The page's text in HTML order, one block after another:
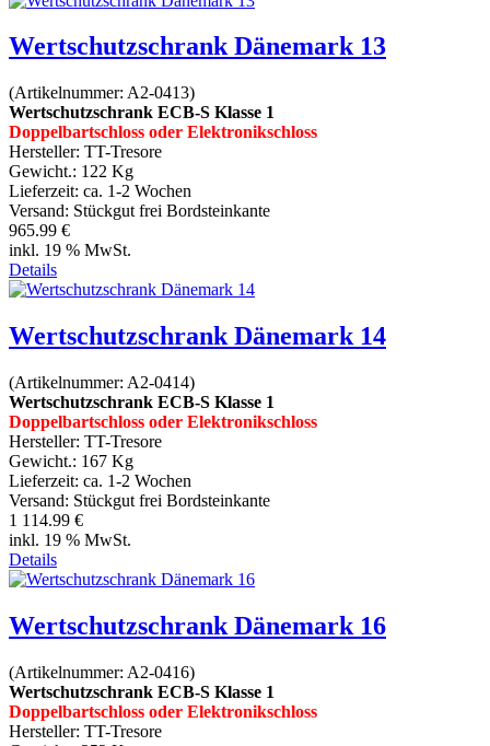
Wertschutzschrank Dänemark 13
(Artikelnummer: A2-0413)
Wertschutzschrank ECB-S Klasse 1
Doppelbartschloss oder Elektronikschloss
Hersteller: TT-Tresore
Gewicht.: 122 Kg
Lieferzeit: ca. 1-2 Wochen
Versand: Stückgut frei Bordsteinkante
965.99 €
inkl. 19 % MwSt.
Details
Wertschutzschrank Dänemark 14
(Artikelnummer: A2-0414)
Wertschutzschrank ECB-S Klasse 1
Doppelbartschloss oder Elektronikschloss
Hersteller: TT-Tresore
Gewicht.: 167 Kg
Lieferzeit: ca. 1-2 Wochen
Versand: Stückgut frei Bordsteinkante
1 114.99 €
inkl. 19 % MwSt.
Details
Wertschutzschrank Dänemark 16
(Artikelnummer: A2-0416)
Wertschutzschrank ECB-S Klasse 1
Doppelbartschloss oder Elektronikschloss
Hersteller: TT-Tresore